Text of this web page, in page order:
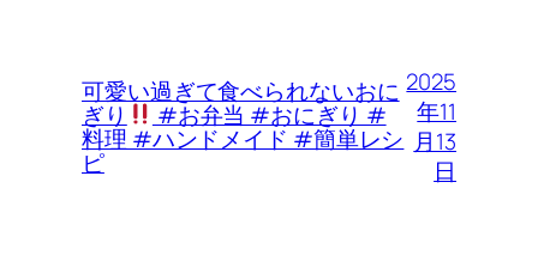
可愛い過ぎて食べられないおに
ぎり #お弁当 #おにぎり #
料理 #ハンドメイド #簡単レシ
ピ
2025
年11
月13
日